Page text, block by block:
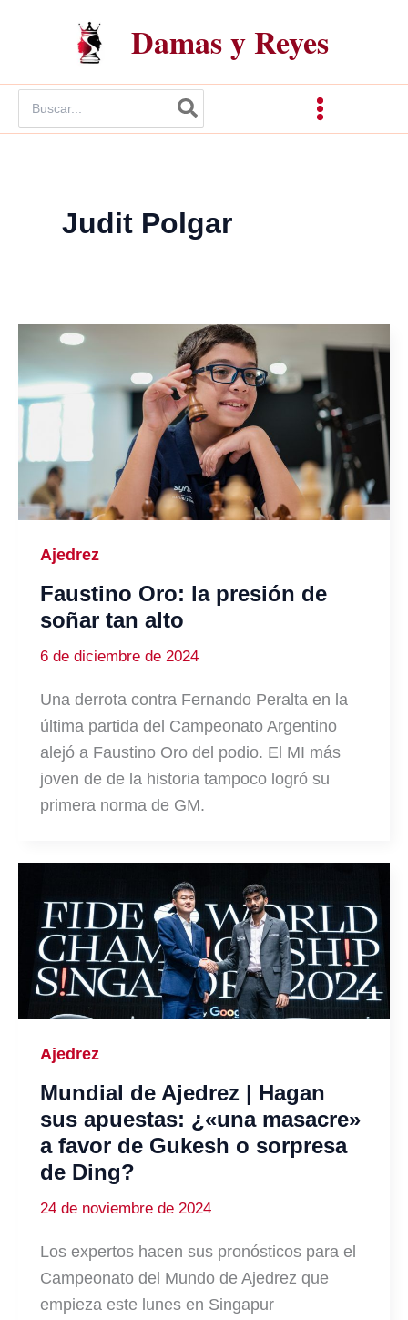
Damas y Reyes
por:
Judit Polgar
Ajedrez
Faustino Oro: la presión de
soñar tan alto
6 de diciembre de 2024
Una derrota contra Fernando Peralta en la
última partida del Campeonato Argentino
alejó a Faustino Oro del podio. El MI más
joven de de la historia tampoco logró su
primera norma de GM.
Ajedrez
Mundial de Ajedrez | Hagan
sus apuestas: ¿«una masacre»
a favor de Gukesh o sorpresa
de Ding?
24 de noviembre de 2024
Los expertos hacen sus pronósticos para el
Campeonato del Mundo de Ajedrez que
empieza este lunes en Singapur